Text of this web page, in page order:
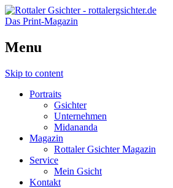
Das Print-Magazin
Menu
Skip to content
Portraits
Gsichter
Unternehmen
Midananda
Magazin
Rottaler Gsichter Magazin
Service
Mein Gsicht
Kontakt